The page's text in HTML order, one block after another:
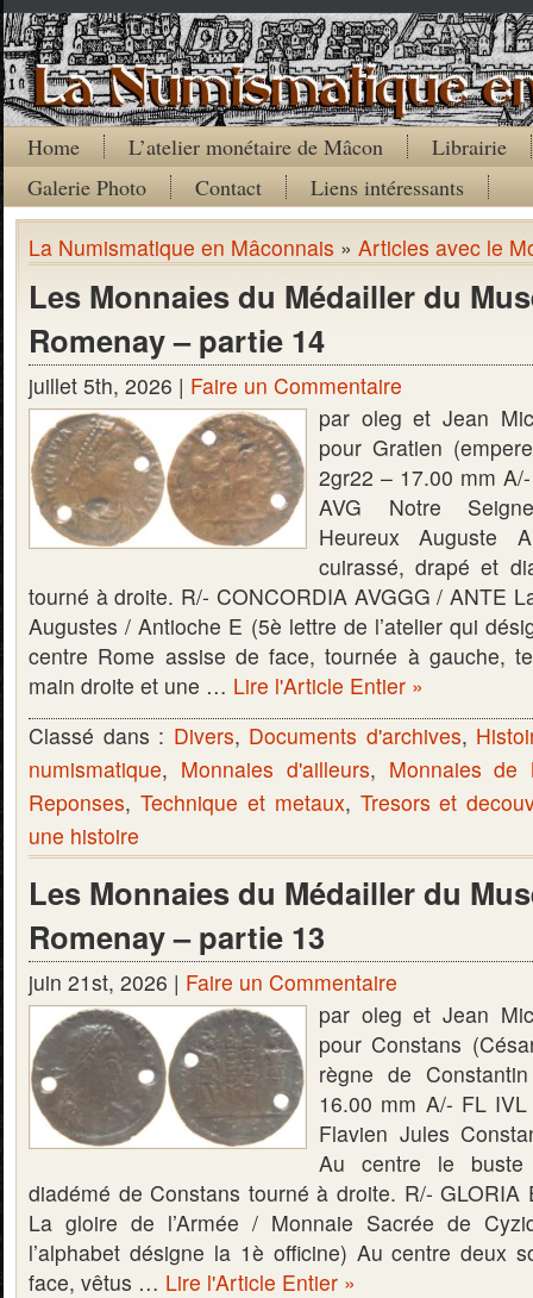
Home L’atelier monétaire de Mâcon
Librairie
Galerie Photo
Contact Liens intéressants
La Numismatique en Mâconnais » Articles avec le
Les Monnaies du Médailler du
Romenay – partie 14
juillet 5th, 2026 | Faire un Commentaire
par oleg et Jean
pour Gratien
2gr22 – 17.00 mm
AVG Notre
Heureux Auguste
cuirassé, drapé et
tourné à droite. R/- CONCORDIA AVGGG / ANTE
Augustes / Antioche E (5è lettre de l’atelier qui
centre Rome assise de face, tournée à gauche,
main droite et une … Lire l'Article Entier »
Classé dans : Divers, Documents d'archives,
numismatique, Monnaies d'ailleurs, Monnaies de
Reponses, Technique et metaux, Tresors et
une histoire
Les Monnaies du Médailler du
Romenay – partie 13
juin 21st, 2026 | Faire un Commentaire
par oleg et Jean
pour Constans
règne de
16.00 mm A/- FL
Flavien Jules
Au centre le buste
diadémé de Constans tourné à droite. R/- GLORIA
La gloire de l’Armée / Monnaie Sacrée de
l’alphabet désigne la 1è officine) Au centre deux
face, vêtus … Lire l'Article Entier »